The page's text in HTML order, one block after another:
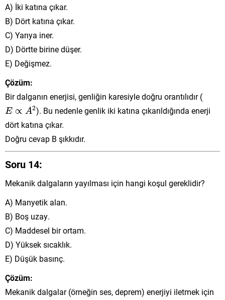
A) İki katına çıkar.
B) Dört katına çıkar.
C) Yarıya iner.
D) Dörtte birine düşer.
E) Değişmez.
Çözüm:
Bir dalganın enerjisi, genliğin karesiyle doğru orantılıdır (
E ∝ A2
E∝ 2 ). Bu nedenle genlik iki katına çıkarıldığında enerji
dört katına çıkar.
Doğru cevap B şıkkıdır.
Soru 14:
Mekanik dalgaların yayılması için hangi koşul gereklidir?
A) Manyetik alan.
B) Boş uzay.
C) Maddesel bir ortam.
D) Yüksek sıcaklık.
E) Düşük basınç.
Çözüm:
Mekanik dalgalar (örneğin ses, deprem) enerjiyi iletmek için